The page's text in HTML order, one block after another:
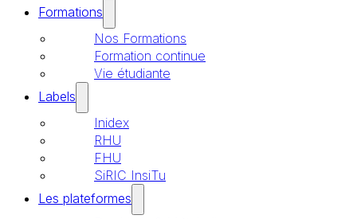
Formations
Nos Formations
Formation continue
Vie étudiante
Labels
Inidex
RHU
FHU
SiRIC InsiTu
Les plateformes